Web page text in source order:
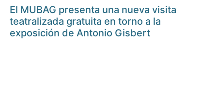
El MUBAG presenta una nueva visita
teatralizada gratuita en torno a la
exposición de Antonio Gisbert